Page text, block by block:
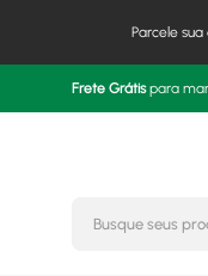
Parcele
Frete Grátispara